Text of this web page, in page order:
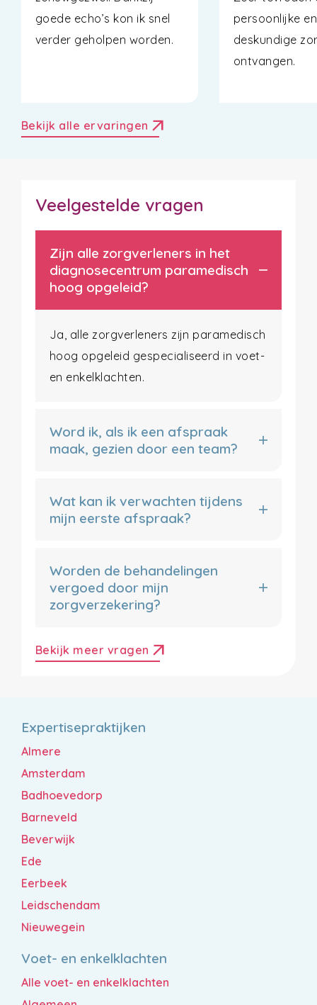
goede echo’s kon ik snel
verder geholpen worden.
persoonlijke en
deskundige
ontvangen.
Bekijk alle ervaringen arrow_outward
Veelgestelde vragen
Zijn alle zorgverleners in het
diagnosecentrum paramedisch
hoog opgeleid?
Ja, alle zorgverleners zijn paramedisch
hoog opgeleid gespecialiseerd in voet-
en enkelklachten.
Word ik, als ik een afspraak
maak, gezien door een team?
Wat kan ik verwachten tijdens
mijn eerste afspraak?
Worden de behandelingen
vergoed door mijn
zorgverzekering?
Bekijk meer vragen arrow_outward
Expertisepraktijken
Almere
Amsterdam
Badhoevedorp
Barneveld
Beverwijk
Ede
Eerbeek
Leidschendam
Nieuwegein
Voet- en enkelklachten
Alle voet- en enkelklachten